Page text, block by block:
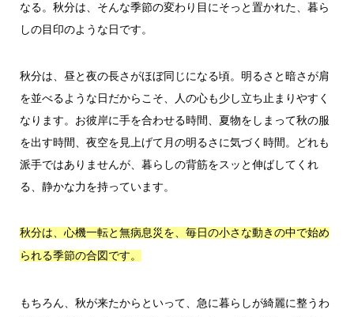
なる。秋分は、そんな季節の変わり目にそっと置かれた、暮ら
しの目印のような日です。
秋分は、昼と夜の長さがほぼ同じになる頃。明るさと暗さが肩
を並べるような日だからこそ、人の心も少し立ち止まりやすく
なります。お彼岸に手を合わせる時間、夏物をしまって秋の服
を出す時間、夜空を見上げて月の明るさに気づく時間。どれも
派手ではありませんが、暮らしの背筋をスッと伸ばしてくれ
る、静かな力を持っています。
秋分は、心機一転と無病息災を、毎日の小さな動きの中で始め
られる季節の合図です。
もちろん、秋が来たからといって、急に暮らしが綺麗に整うわ